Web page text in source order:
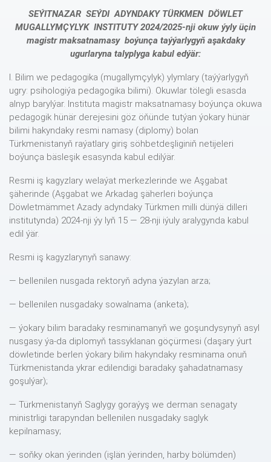
SEÝITNAZAR SEÝDI ADYNDAKY TÜRKMEN DÖWLET
MUGALLYMÇYLYK INSTITUTY2024/2025-nji okuw ýyly üçin
magistr maksatnamasy boýunça taýýarlygyň aşakdaky
ugurlaryna talyplyga kabul edýär:
I. Bilim we pedagogika (mugallymçylyk) ylymlary (taýýarlygyň
ugry: psihologiýa pedagogika bilimi). Okuwlar tölegli esasda
alnyp barylýar. Instituta magistr maksatnamasy boýunça okuwa
pedagogik hünär derejesini göz öňünde tutýan ýokary hünär
bilimi hakyndaky resmi namasy (diplomy) bolan
Türkmenistanyň raýatlary giriş söhbetdeşliginiň netijeleri
boýunça bäsleşik esasynda kabul edilýär.
Resmi iş kagyzlary welaýat merkezlerinde we Aşgabat
şäherinde (Aşgabat we Arkadag şäherleri boýunça
Döwletmämmet Azady adyndaky Türkmen milli dünýä dilleri
institutynda) 2024-nji ýy lyň 15 — 28-nji iýuly aralygynda kabul
edil ýär.
Resmi iş kagyzlarynyň sanawy:
— bellenilen nusgada rektoryň adyna ýazylan arza;
— bellenilen nusgadaky sowalnama (anketa);
— ýokary bilim baradaky resminamanyň we goşundysynyň asyl
nusgasy ýa-da diplomyň tassyklanan göçürmesi (daşary ýurt
döwletinde berlen ýokary bilim hakyndaky resminama onuň
Türkmenistanda ykrar edilendigi baradaky şahadatnamasy
goşulýar);
— Türkmenistanyň Saglygy goraýyş we derman senagaty
ministrligi tarapyndan bellenilen nusgadaky saglyk
kepilnamasy;
— soňky okan ýerinden (işlän ýerinden, harby bölümden)